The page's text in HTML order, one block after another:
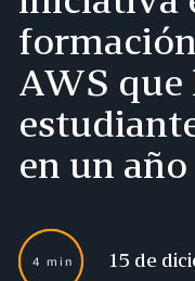
AWS que
en un año
4 min 15 de